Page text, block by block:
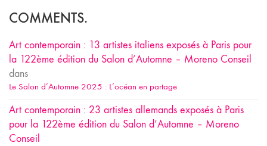
COMMENTS.
Art contemporain : 13 artistes italiens exposés à Paris pour
la 122ème édition du Salon d’Automne – Moreno Conseil
dans
Le Salon d’Automne 2025 : L’océan en partage
Art contemporain : 23 artistes allemands exposés à Paris
pour la 122ème édition du Salon d’Automne – Moreno
Conseil